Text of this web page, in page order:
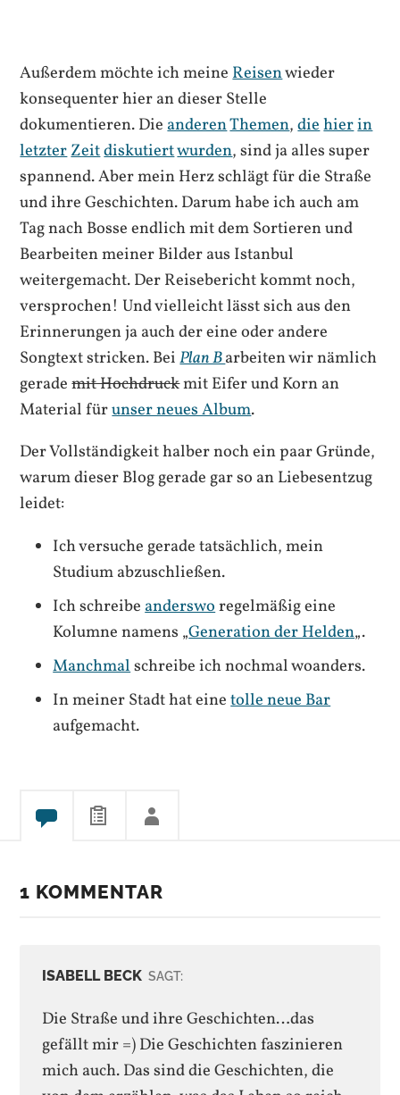
Außerdem möchte ich meineReisenwieder
konsequenter hier an dieser Stelle
dokumentieren. DieanderenThemen,diehierin
letzterZeitdiskutiertwurden, sind ja alles super
spannend. Aber mein Herz schlägt für die Straße
und ihre Geschichten. Darum habe ich auch am
Tag nach Bosse endlich mit dem Sortieren und
Bearbeiten meiner Bilder aus Istanbul
weitergemacht. Der Reisebericht kommt noch,
versprochen! Und vielleicht lässt sich aus den
Erinnerungen ja auch der eine oder andere
Songtext stricken. BeiPlan Barbeiten wir nämlich
gerademit Hochdruckmit Eifer und Korn an
Material fürunser neues Album.
Der Vollständigkeit halber noch ein paar Gründe,
warum dieser Blog gerade gar so an Liebesentzug
leidet:
Ich versuche gerade tatsächlich, mein
Studium abzuschließen.
Ich schreibeandersworegelmäßig eine
Kolumne namens „Generation der Helden„.
Manchmalschreibe ich nochmal woanders.
In meiner Stadt hat einetolle neue Bar
aufgemacht.
1 KOMMENTAR
ISABELL BECK SAGT:
Die Straße und ihre Geschichten…das
gefällt mir =) Die Geschichten faszinieren
mich auch. Das sind die Geschichten, die